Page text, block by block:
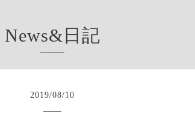
News&日記
2019/08/10